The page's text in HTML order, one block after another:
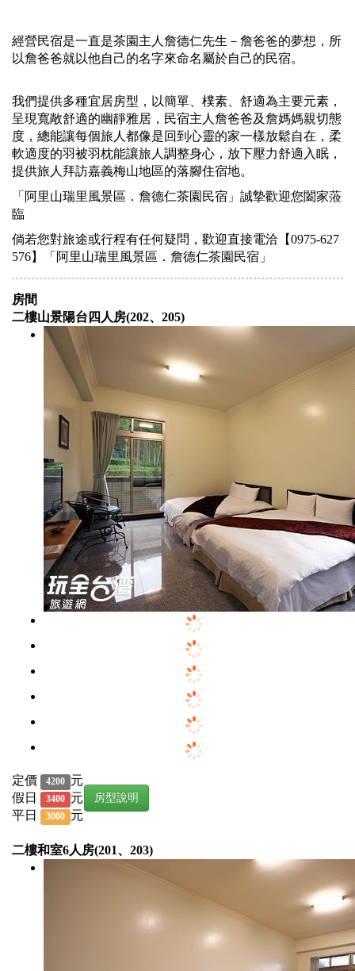
經營民宿是一直是茶園主人詹德仁先生－詹爸爸的夢想，所
以詹爸爸就以他自己的名字來命名屬於自己的民宿。
我們提供多種宜居房型，以簡單、樸素、舒適為主要元素，
呈現寬敞舒適的幽靜雅居，民宿主人詹爸爸及詹媽媽親切態
度，總能讓每個旅人都像是回到心靈的家一樣放鬆自在，柔
軟適度的羽被羽枕能讓旅人調整身心，放下壓力舒適入眠，
提供旅人拜訪嘉義梅山地區的落腳住宿地。
「阿里山瑞里風景區．詹德仁茶園民宿」誠摯歡迎您闔家蒞
臨
倘若您對旅途或行程有任何疑問，歡迎直接電洽【0975-627
576】「阿里山瑞里風景區．詹德仁茶園民宿」
房間
二樓山景陽台四人房(202、205)
定價 4200 元
假日
3400 元
平日
3000 元
房型說明
二樓和室6人房(201、203)